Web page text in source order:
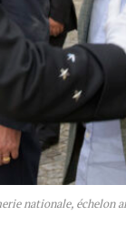
nationale,